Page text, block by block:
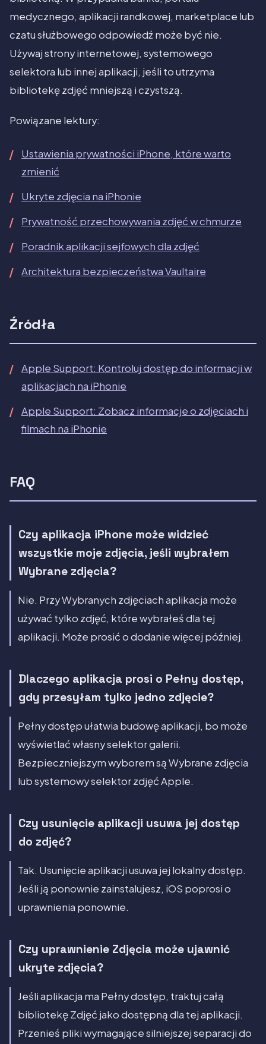
medycznego, aplikacji randkowej, marketplace lub
czatu służbowego odpowiedź może być nie.
Używaj strony internetowej, systemowego
selektora lub innej aplikacji, jeśli to utrzyma
bibliotekę zdjęć mniejszą i czystszą.
Powiązane lektury:
Ustawienia prywatności iPhone, które warto
zmienić
Ukryte zdjęcia na iPhonie
Prywatność przechowywania zdjęć w chmurze
Poradnik aplikacji sejfowych dla zdjęć
Architektura bezpieczeństwa Vaultaire
Źródła
Apple Support: Kontroluj dostęp do informacji w
aplikacjach na iPhonie
Apple Support: Zobacz informacje o zdjęciach i
filmach na iPhonie
FAQ
Czy aplikacja iPhone może widzieć
wszystkie moje zdjęcia, jeśli wybrałem
Wybrane zdjęcia?
Nie. Przy Wybranych zdjęciach aplikacja może
używać tylko zdjęć, które wybrałeś dla tej
aplikacji. Może prosić o dodanie więcej później.
Dlaczego aplikacja prosi o Pełny dostęp,
gdy przesyłam tylko jedno zdjęcie?
Pełny dostęp ułatwia budowę aplikacji, bo może
wyświetlać własny selektor galerii.
Bezpieczniejszym wyborem są Wybrane zdjęcia
lub systemowy selektor zdjęć Apple.
Czy usunięcie aplikacji usuwa jej dostęp
do zdjęć?
Tak. Usunięcie aplikacji usuwa jej lokalny dostęp.
Jeśli ją ponownie zainstalujesz, iOS poprosi o
uprawnienia ponownie.
Czy uprawnienie Zdjęcia może ujawnić
ukryte zdjęcia?
Jeśli aplikacja ma Pełny dostęp, traktuj całą
bibliotekę Zdjęć jako dostępną dla tej aplikacji.
Przenieś pliki wymagające silniejszej separacji do